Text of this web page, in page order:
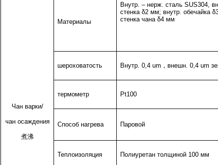
Чан варки/
чан осаждения
煮沸
Материалы
Внутр. – нерж. сталь SUS304,
стенка δ2 мм; внутр. обечайка
стенка чана δ4 мм
шероховатость Внутр. 0,4 um ，внешн. 0,4 um
термометр Pt100
Способ нагрева Паровой
Теплоизоляция Полиуретан толщиной 100 мм